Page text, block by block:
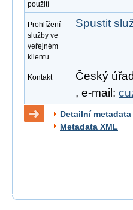
použití
Prohlížení
služby ve
veřejném
klientu
Spustit
Kontakt
Český
, e-mail:
Detailní metadata
Metadata XML